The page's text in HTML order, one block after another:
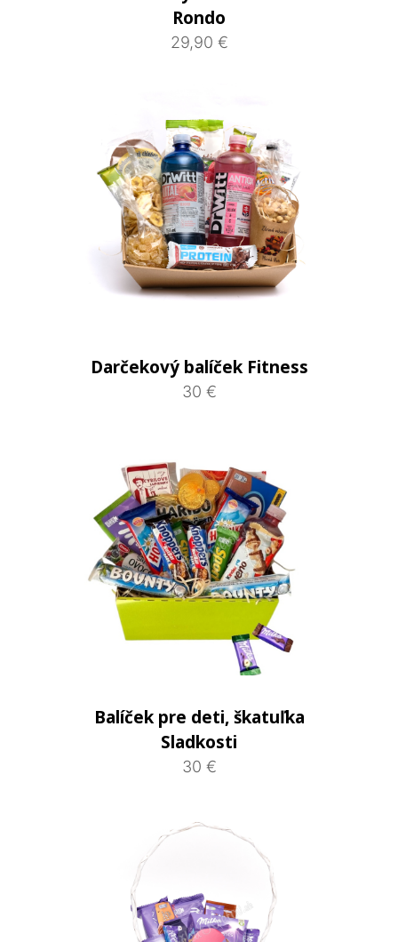
Rondo
29,90 €
Darčekový balíček Fitness
30 €
Balíček pre deti, škatuľka
Sladkosti
30 €